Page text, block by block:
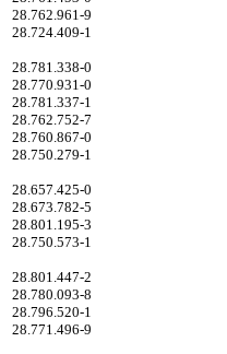
28.762.961-9
28.724.409-1
28.781.338-0
28.770.931-0
28.781.337-1
28.762.752-7
28.760.867-0
28.750.279-1
28.657.425-0
28.673.782-5
28.801.195-3
28.750.573-1
28.801.447-2
28.780.093-8
28.796.520-1
28.771.496-9